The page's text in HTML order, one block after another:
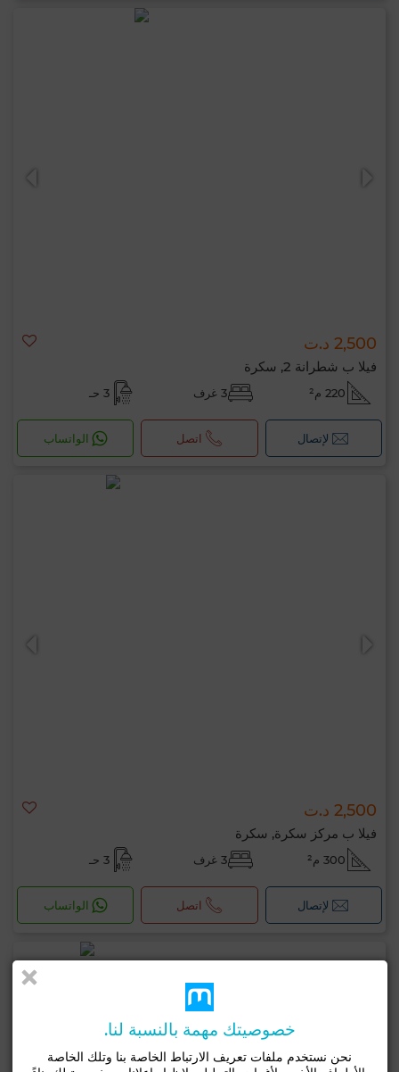
2,500 د.ت
فيلا ب شطرانة 2, سكرة
220 م² 3 غرف 3 حـ
لإتصال اتصل الواتساب
2,500 د.ت
فيلا ب مركز سكرة, سكرة
300 م² 3 غرف 3 حـ
لإتصال اتصل الواتساب
خصوصيتك مهمة بالنسبة لنا.
نحن نستخدم ملفات تعريف الارتباط الخاصة بنا وتلك الخاصة